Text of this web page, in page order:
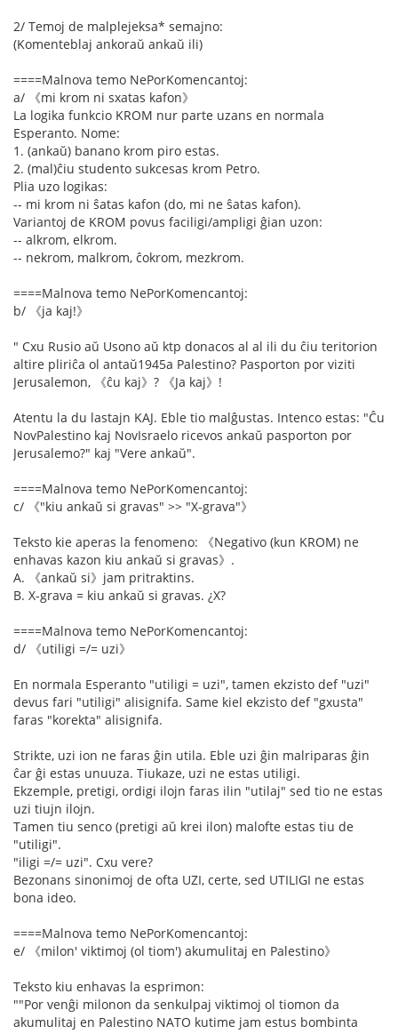
2/ Temoj de malplejeksa* semajno:
(Komenteblaj ankoraŭ ankaŭ ili)
====Malnova temo NePorKomencantoj:
a/ 《mi krom ni sxatas kafon》
La logika funkcio KROM nur parte uzans en normala
Esperanto. Nome:
1. (ankaŭ) banano krom piro estas.
2. (mal)ĉiu studento sukcesas krom Petro.
Plia uzo logikas:
-- mi krom ni ŝatas kafon (do, mi ne ŝatas kafon).
Variantoj de KROM povus faciligi/ampligi ĝian uzon:
-- alkrom, elkrom.
-- nekrom, malkrom, ĉokrom, mezkrom.
====Malnova temo NePorKomencantoj:
b/ 《ja kaj!》
" Cxu Rusio aŭ Usono aŭ ktp donacos al al ili du ĉiu teritorion
altire pliriĉa ol antaŭ1945a Palestino? Pasporton por viziti
Jerusalemon, 《ĉu kaj》? 《Ja kaj》!
Atentu la du lastajn KAJ. Eble tio malĝustas. Intenco estas: "Ĉu
NovPalestino kaj NovIsraelo ricevos ankaŭ pasporton por
Jerusalemo?" kaj "Vere ankaŭ".
====Malnova temo NePorKomencantoj:
c/ 《"kiu ankaŭ si gravas" >> "X-grava"》
Teksto kie aperas la fenomeno: 《Negativo (kun KROM) ne
enhavas kazon kiu ankaŭ si gravas》.
A. 《ankaŭ si》jam pritraktins.
B. X-grava = kiu ankaŭ si gravas. ¿X?
====Malnova temo NePorKomencantoj:
d/ 《utiligi =/= uzi》
En normala Esperanto "utiligi = uzi", tamen ekzisto def "uzi"
devus fari "utiligi" alisignifa. Same kiel ekzisto def "gxusta"
faras "korekta" alisignifa.
Strikte, uzi ion ne faras ĝin utila. Eble uzi ĝin malriparas ĝin
ĉar ĝi estas unuuza. Tiukaze, uzi ne estas utiligi.
Ekzemple, pretigi, ordigi ilojn faras ilin "utilaj" sed tio ne estas
uzi tiujn ilojn.
Tamen tiu senco (pretigi aŭ krei ilon) malofte estas tiu de
"utiligi".
"iligi =/= uzi". Cxu vere?
Bezonans sinonimoj de ofta UZI, certe, sed UTILIGI ne estas
bona ideo.
====Malnova temo NePorKomencantoj:
e/ 《milon' viktimoj (ol tiom') akumulitaj en Palestino》
Teksto kiu enhavas la esprimon:
""Por venĝi milonon da senkulpaj viktimoj ol tiomon da
akumulitaj en Palestino NATO kutime jam estus bombinta